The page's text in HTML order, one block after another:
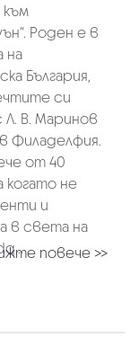
към
Роден е в
на
България,
си
В. Маринов
Филаделфия.
от 40
когато не
и
в света на
повече >>